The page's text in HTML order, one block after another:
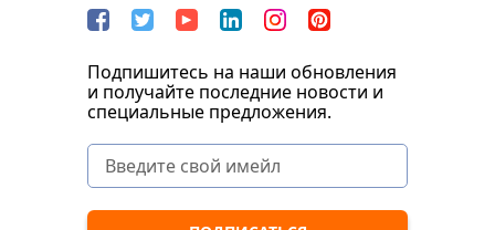
Подпишитесь на наши обновления
и получайте последние новости и
специальные предложения.